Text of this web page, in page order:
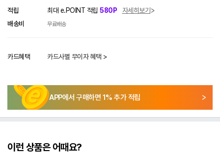
적립 최대 e.POINT 적립 580P
자세히보기
배송비
무료배송
카드혜택 카드사별 무이자 혜택 >
APP에서 구매하면 1% 추가 적립
이런 상품은 어때요?